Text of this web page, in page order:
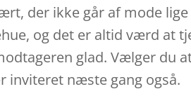
der ikke går af mode
og det er altid værd at
glad. Vælger du
inviteret næste gang også.